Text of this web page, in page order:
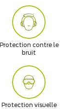
Protection contre le
bruit
Protection visuelle